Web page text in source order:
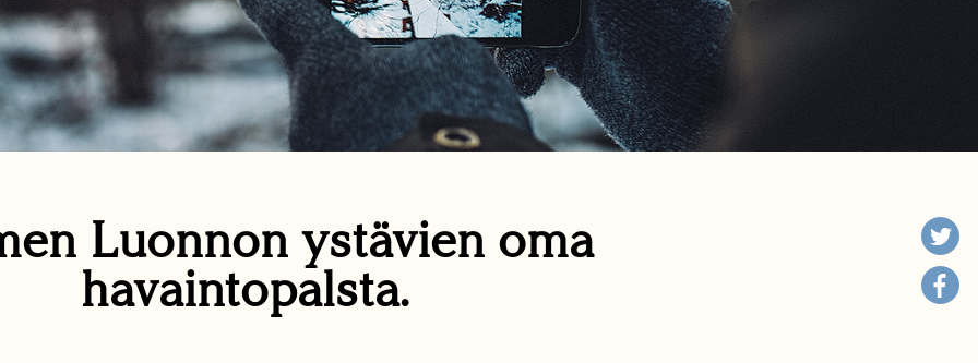
Luonnon ystävien oma
havaintopalsta.